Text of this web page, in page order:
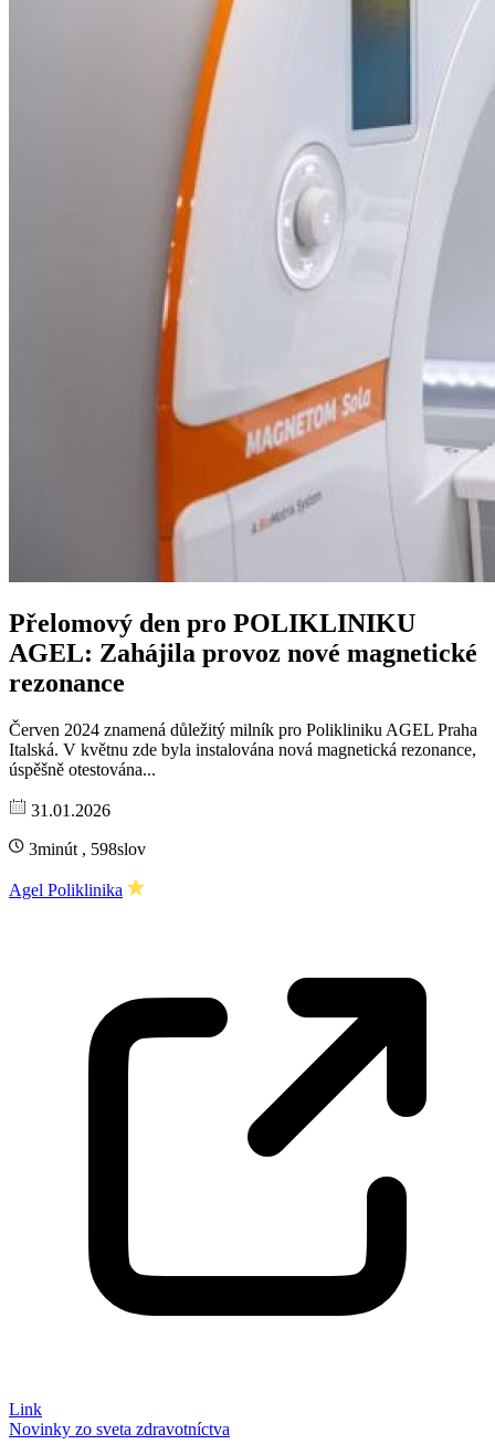
Přelomový den pro POLIKLINIKU
AGEL: Zahájila provoz nové magnetické
rezonance
Červen 2024 znamená důležitý milník pro Polikliniku AGEL Praha
Italská. V květnu zde byla instalována nová magnetická rezonance,
úspěšně otestována...
31.01.2026
3minút , 598slov
Agel Poliklinika
Link
Novinky zo sveta zdravotníctva